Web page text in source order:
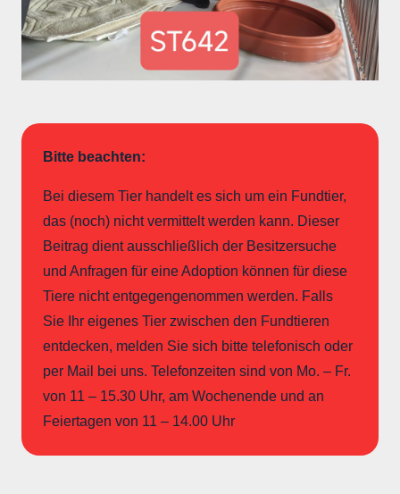
Bitte beachten:
Bei diesem Tier handelt es sich um ein Fundtier,
das (noch) nicht vermittelt werden kann. Dieser
Beitrag dient ausschließlich der Besitzersuche
und Anfragen für eine Adoption können für diese
Tiere nicht entgegengenommen werden. Falls
Sie Ihr eigenes Tier zwischen den Fundtieren
entdecken, melden Sie sich bitte telefonisch oder
per Mail bei uns. Telefonzeiten sind von Mo. – Fr.
von 11 – 15.30 Uhr, am Wochenende und an
Feiertagen von 11 – 14.00 Uhr